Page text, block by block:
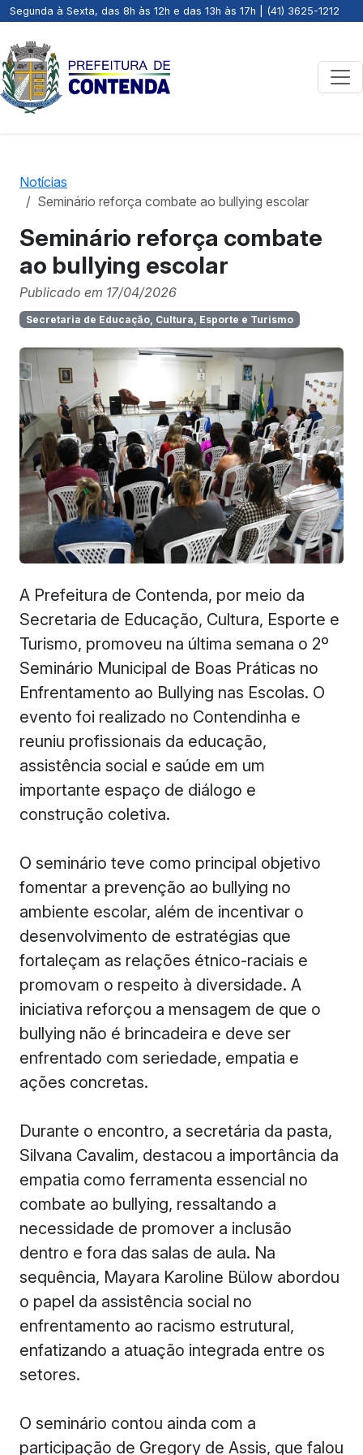
Segunda à Sexta, das 8h às 12h e das 13h às 17h | (41) 3625-1212
Notícias
Seminário reforça combate ao bullying escolar
Seminário reforça combate
ao bullying escolar
Publicado em 17/04/2026
Secretaria de Educação, Cultura, Esporte e Turismo
A Prefeitura de Contenda, por meio da
Secretaria de Educação, Cultura, Esporte e
Turismo, promoveu na última semana o 2º
Seminário Municipal de Boas Práticas no
Enfrentamento ao Bullying nas Escolas. O
evento foi realizado no Contendinha e
reuniu profissionais da educação,
assistência social e saúde em um
importante espaço de diálogo e
construção coletiva.
O seminário teve como principal objetivo
fomentar a prevenção ao bullying no
ambiente escolar, além de incentivar o
desenvolvimento de estratégias que
fortaleçam as relações étnico-raciais e
promovam o respeito à diversidade. A
iniciativa reforçou a mensagem de que o
bullying não é brincadeira e deve ser
enfrentado com seriedade, empatia e
ações concretas.
Durante o encontro, a secretária da pasta,
Silvana Cavalim, destacou a importância da
empatia como ferramenta essencial no
combate ao bullying, ressaltando a
necessidade de promover a inclusão
dentro e fora das salas de aula. Na
sequência, Mayara Karoline Bülow abordou
o papel da assistência social no
enfrentamento ao racismo estrutural,
enfatizando a atuação integrada entre os
setores.
O seminário contou ainda com a
participação de Gregory de Assis, que falou